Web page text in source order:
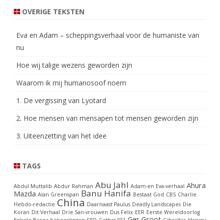
OVERIGE TEKSTEN
Eva en Adam – scheppingsverhaal voor de humaniste van
nu
Hoe wij talige wezens geworden zijn
Waarom ik mij humanosoof noem
1. De vergissing van Lyotard
2. Hoe mensen van mensapen tot mensen geworden zijn
3. Uiteenzetting van het idee
TAGS
Abdul Muttalib Abdur Rahman Abu Jahl Adam-en Eva-verhaal Ahura
Mazda Alan Greenspan Banu Hanifa Bestaat God CBS Charlie
Hebdo-redactie China Daarnaast Paulus Deadly Landscapes Die
Koran Dit Verhaal Drie San-vrouwen Dus Felix EER Eerste Wereldoorlog